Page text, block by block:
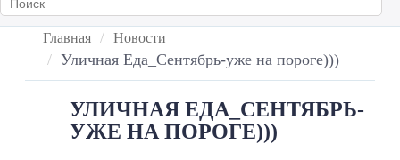
Главная Новости
Уличная Еда_Сентябрь-уже на пороге)))
УЛИЧНАЯ ЕДА_СЕНТЯБРЬ-
УЖЕ НА ПОРОГЕ)))